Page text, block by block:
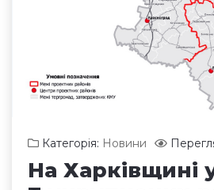
Категорія: Новини
На Харківщині